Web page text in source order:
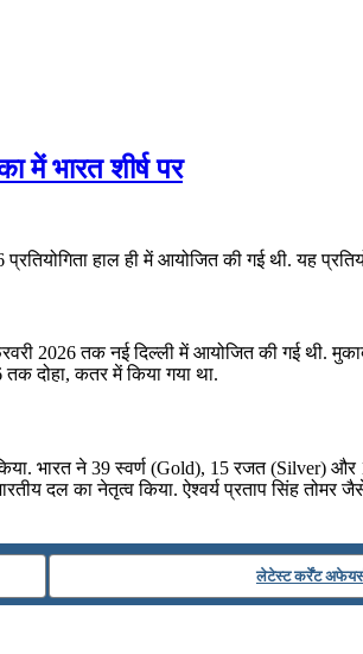
में भारत शीर्ष पर
हाल ही में आयोजित की गई थी. यह
2026 तक नई दिल्ली में आयोजित की गई थी.
दोहा, कतर में किया गया था.
भारत ने 39 स्वर्ण (Gold), 15 रजत (Silver)
दल का नेतृत्व किया. ऐश्वर्य प्रताप सिंह तोमर
लेटेस्ट कर्रेंट